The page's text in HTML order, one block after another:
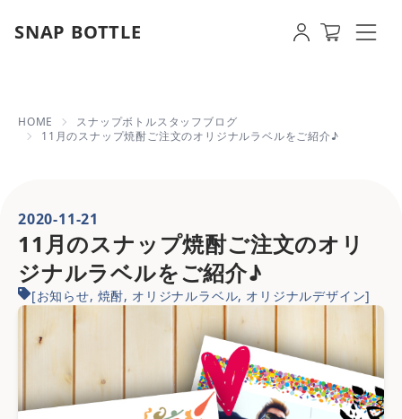
SNAP BOTTLE 11月のスナップ焼酎ご注文のオリ
HOME
スナップボトルスタッフブログ
11月のスナップ焼酎ご注文のオリジナルラベルをご紹介♪
2020-11-21
11月のスナップ焼酎ご注文のオリ
ジナルラベルをご紹介♪
[お知らせ, 焼酎, オリジナルラベル, オリジナルデザイン]